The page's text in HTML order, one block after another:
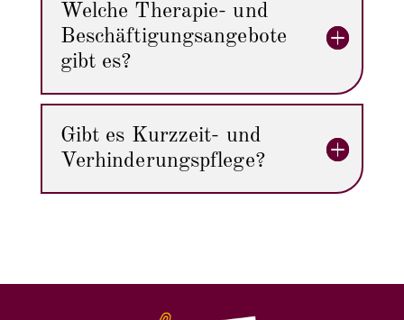
Welche Therapie- und
Beschäftigungsangebote
gibt es?
Gibt es Kurzzeit- und
Verhinderungspflege?